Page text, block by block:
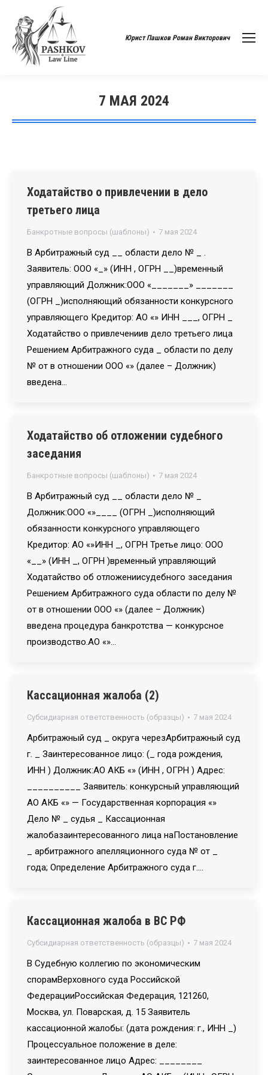
Юрист Пашков Роман Викторович
7 МАЯ 2024
Вы здесь:
Ходатайство о привлечении в дело
третьего лица
Банкротные вопросы (шаблоны) 7 мая 2024
В Арбитражный суд __ области дело № _ .
Заявитель: ООО «_» (ИНН , ОГРН __)временный
управляющий Должник:ООО «_______» _______
(ОГРН _)исполняющий обязанности конкурсного
управляющего Кредитор: АО «» ИНН ___, ОГРН _
Ходатайство о привлечениив дело третьего лица
Решением Арбитражного суда _ области по делу
№ от в отношении ООО «» (далее – Должник)
введена…
Ходатайство об отложении судебного
заседания
Банкротные вопросы (шаблоны) 7 мая 2024
В Арбитражный суд __ области дело № _
Должник:ООО «»____ (ОГРН _)исполняющий
обязанности конкурсного управляющего
Кредитор: АО «»ИНН _, ОГРН Третье лицо: ООО
«__» (ИНН _, ОГРН )временный управляющий
Ходатайство об отложениисудебного заседания
Решением Арбитражного суда области по делу №
от в отношении ООО «» (далее – Должник)
введена процедура банкротства — конкурсное
производство.АО «»…
Кассационная жалоба (2)
Субсидиарная ответственность (образцы) 7 мая 2024
Арбитражный суд _ округа черезАрбитражный суд
г. _ Заинтересованное лицо: (_ года рождения,
ИНН ) Должник:АО АКБ «» (ИНН , ОГРН ) Адрес:
__________ Заявитель: конкурсный управляющий
АО АКБ «» — Государственная корпорация «»
Дело № _ судья _ Кассационная
жалобазаинтересованного лица наПостановление
_ арбитражного апелляционного суда № от _
года; Определение Арбитражного суда г.…
Кассационная жалоба в ВС РФ
Субсидиарная ответственность (образцы) 7 мая 2024
В Судебную коллегию по экономическим
спорамВерховного суда Российской
ФедерацииРоссийская Федерация, 121260,
Москва, ул. Поварская, д. 15 Заявитель
кассационной жалобы: (дата рождения: г., ИНН _)
Процессуальное положение в деле:
заинтересованное лицо Адрес: ________